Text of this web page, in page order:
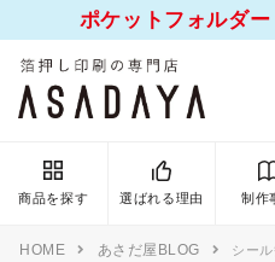
ポケットフォルダ
商品を探す 選ばれる理由 制作
HOME あさだ屋BLOG シー